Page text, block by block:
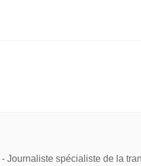
- Journaliste spécialiste de la